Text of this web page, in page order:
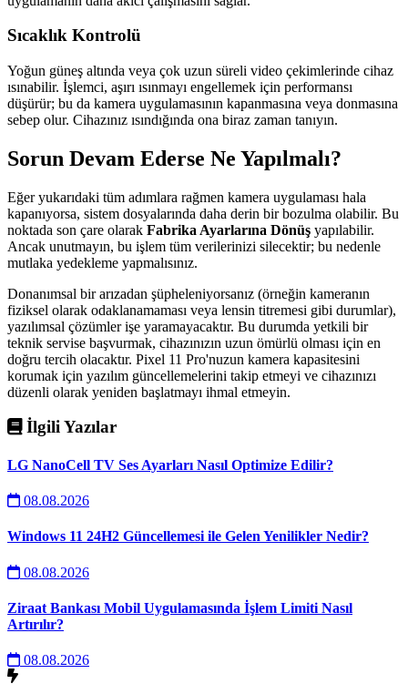
Sıcaklık Kontrolü
Yoğun güneş altında veya çok uzun süreli video çekimlerinde cihaz
ısınabilir. İşlemci, aşırı ısınmayı engellemek için performansı
düşürür; bu da kamera uygulamasının kapanmasına veya donmasına
sebep olur. Cihazınız ısındığında ona biraz zaman tanıyın.
Sorun Devam Ederse Ne Yapılmalı?
Eğer yukarıdaki tüm adımlara rağmen kamera uygulaması hala
kapanıyorsa, sistem dosyalarında daha derin bir bozulma olabilir. Bu
noktada son çare olarak Fabrika Ayarlarına Dönüş yapılabilir.
Ancak unutmayın, bu işlem tüm verilerinizi silecektir; bu nedenle
mutlaka yedekleme yapmalısınız.
Donanımsal bir arızadan şüpheleniyorsanız (örneğin kameranın
fiziksel olarak odaklanamaması veya lensin titremesi gibi durumlar),
yazılımsal çözümler işe yaramayacaktır. Bu durumda yetkili bir
teknik servise başvurmak, cihazınızın uzun ömürlü olması için en
doğru tercih olacaktır. Pixel 11 Pro'nuzun kamera kapasitesini
korumak için yazılım güncellemelerini takip etmeyi ve cihazınızı
düzenli olarak yeniden başlatmayı ihmal etmeyin.
İlgili Yazılar
LG NanoCell TV Ses Ayarları Nasıl Optimize Edilir?
08.08.2026
Windows 11 24H2 Güncellemesi ile Gelen Yenilikler Nedir?
08.08.2026
Ziraat Bankası Mobil Uygulamasında İşlem Limiti Nasıl
Artırılır?
08.08.2026